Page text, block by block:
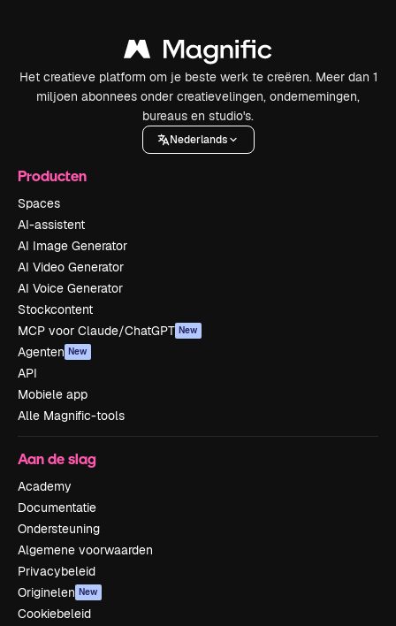
Het creatieve platform om je beste werk te creëren. Meer dan 1
miljoen abonnees onder creatievelingen, ondernemingen,
bureaus en studio's.
Nederlands
Producten
Spaces
AI-assistent
AI Image Generator
AI Video Generator
AI Voice Generator
Stockcontent
MCP voor Claude/ChatGPT New
Agenten New
API
Mobiele app
Alle Magnific-tools
Aan de slag
Academy
Documentatie
Ondersteuning
Algemene voorwaarden
Privacybeleid
Originelen New
Cookiebeleid